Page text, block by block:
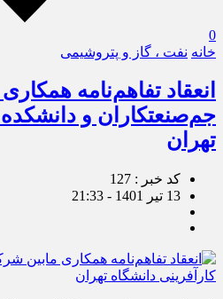
0
خانه نفت ، گاز و پتروشیمی
انعقاد تفاهم‌نامه
جم‌صنعتکاران و دانشکده
تهران
کد خبر : 127
13 تیر 1401 - 21:33